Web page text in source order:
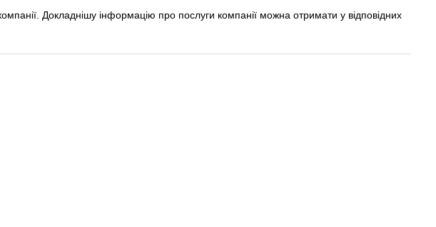
Докладнішу інформацію про послуги компанії можна отримати у відповідних